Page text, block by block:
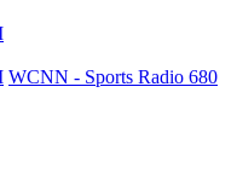
WCNN - Sports Radio 680